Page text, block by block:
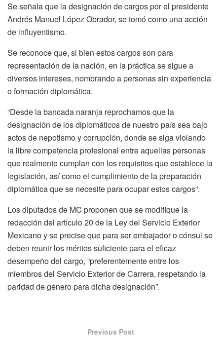
Se señala que la designación de cargos por el presidente
Andrés Manuel López Obrador, se tomó como una acción
de influyentismo.
Se reconoce que, si bien estos cargos son para
representación de la nación, en la práctica se sigue a
diversos intereses, nombrando a personas sin experiencia
o formación diplomática.
“Desde la bancada naranja reprochamos que la
designación de los diplomáticos de nuestro país sea bajo
actos de nepotismo y corrupción, donde se siga violando
la libre competencia profesional entre aquellas personas
que realmente cumplan con los requisitos que establece la
legislación, así como el cumplimiento de la preparación
diplomática que se necesite para ocupar estos cargos”.
Los diputados de MC proponen que se modifique la
redacción del artículo 20 de la Ley del Servicio Exterior
Mexicano y se precise que para ser embajador o cónsul se
deben reunir los méritos suficiente para el eficaz
desempeño del cargo, “preferentemente entre los
miembros del Servicio Exterior de Carrera, respetando la
paridad de género para dicha designación”.
Previous Post